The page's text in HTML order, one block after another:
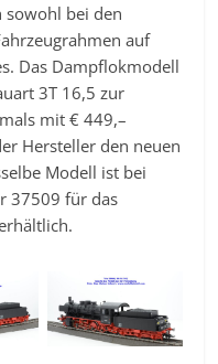
sowohl bei den
auf
Das Dampflokmodell
3T 16,5 zur
mit € 449,–
Hersteller den neuen
Modell ist bei
37509 für das